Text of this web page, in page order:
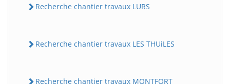
Recherche chantier travaux LURS
Recherche chantier travaux LES THUiLES
Recherche chantier travaux MONTFORT